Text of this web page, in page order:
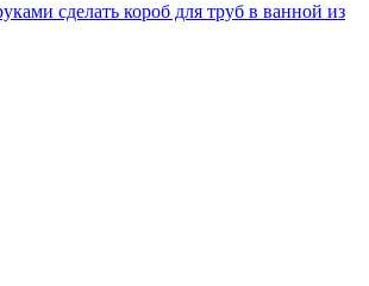
сделать короб для труб в ванной из